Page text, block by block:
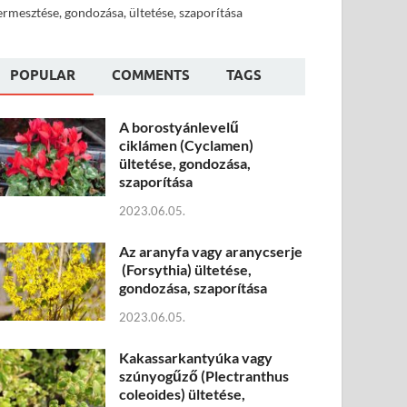
gondozása, ültetése, szaporítása
POPULAR COMMENTS TAGS
A borostyánlevelű
ciklámen (Cyclamen)
ültetése, gondozása,
szaporítása
2023.06.05.
Az aranyfa vagy aranycserje
(Forsythia) ültetése,
gondozása, szaporítása
2023.06.05.
Kakassarkantyúka vagy
szúnyogűző (Plectranthus
coleoides) ültetése,